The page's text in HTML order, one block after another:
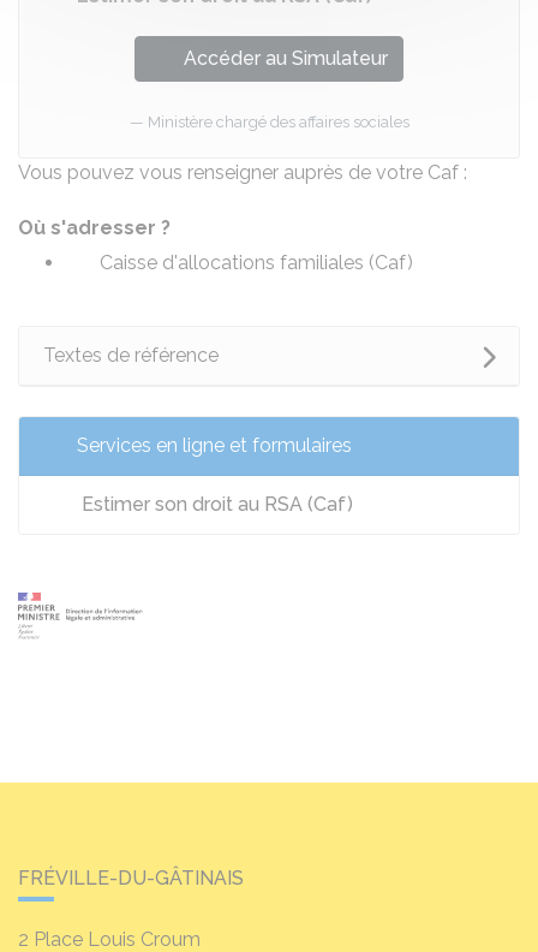
Accéder au Simulateur
Ministère chargé des affaires sociales
Vous pouvez vous renseigner auprès de votre Caf :
Où s'adresser ?
Caisse d'allocations familiales (Caf)
Textes de référence
Services en ligne et formulaires
Estimer son droit au RSA (Caf)
FRÉVILLE-DU-GÂTINAIS
2 Place Louis Croum